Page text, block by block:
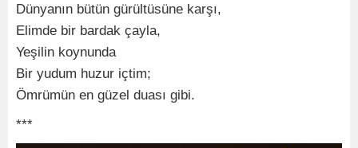
Dünyanın bütün gürültüsüne karşı,
Elimde bir bardak çayla,
Yeşilin koynunda
Bir yudum huzur içtim;
Ömrümün en güzel duası gibi.
***